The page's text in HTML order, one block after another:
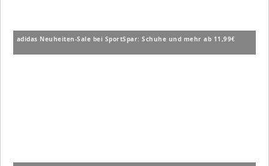
adidas Neuheiten-Sale bei SportSpar: Schuhe und mehr ab 11,99€